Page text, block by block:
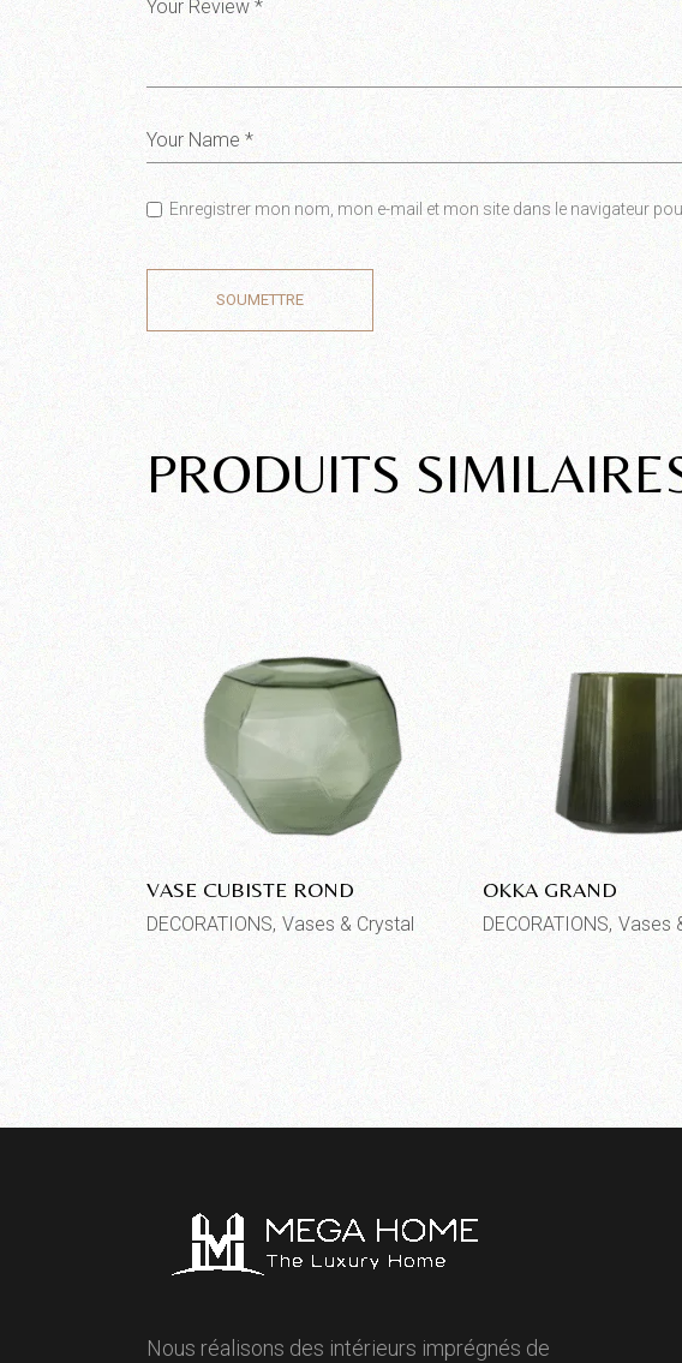
Enregistrer mon nom, mon e-mail et mon site dans le navigateur
SOUMETTRE
PRODUITS
VASE CUBISTE ROND
DECORATIONS Vases & Crystal
OKKA GRAND
DECORATIONS Vases
Nous réalisons des intérieurs imprégnés de